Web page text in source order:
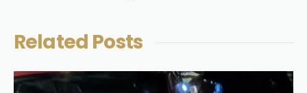
Related Posts